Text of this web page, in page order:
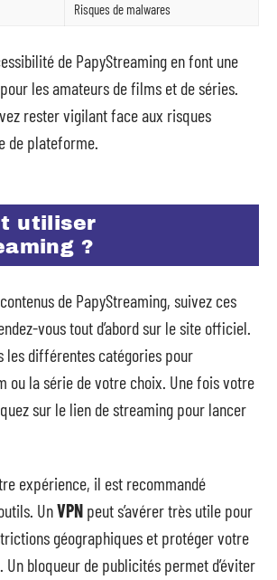
Risques de malwares
de PapyStreaming en font une
les amateurs de films et de séries.
rester vigilant face aux risques
de plateforme.
utiliser
?
de PapyStreaming, suivez ces
vous tout d’abord sur le site officiel.
les différentes catégories pour
ou la série de votre choix. Une fois votre
sur le lien de streaming pour lancer
expérience, il est recommandé
UnVPN peut s’avérer très utile pour
géographiques et protéger votre
Un bloqueur de publicités permet d’éviter